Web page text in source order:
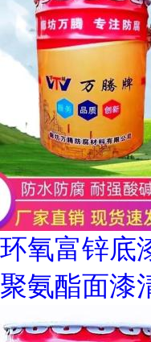
环氧富锌底
聚氨酯面漆